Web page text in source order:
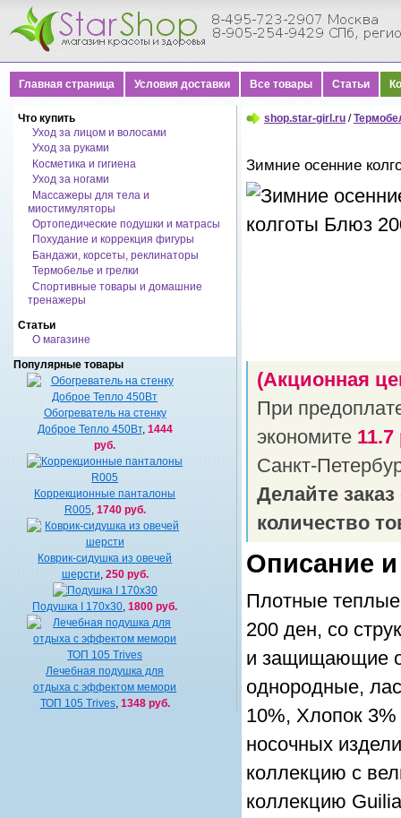
Главная страница Условия доставки Все товары Статьи
Что купить
Уход за лицом и волосами
Уход за руками
Косметика и гигиена
Уход за ногами
Массажеры для тела и
миостимуляторы
Ортопедические подушки и матрасы
Похудание и коррекция фигуры
Бандажи, корсеты, реклинаторы
Термобелье и грелки
Спортивные товары и домашние
тренажеры
Статьи
О магазине
Популярные товары
Обогреватель на стенку
Доброе Тепло 450Вт, 1444
руб.
Коррекционные панталоны
R005, 1740 руб.
Коврик-сидушка из овечей
шерсти 250 руб.
Подушка I 170x30 ,1800 руб.
Лечебная подушка для
отдыха с эффектом мемори
ТОП 105 Trives, 1348 руб.
shop.star-girl.ru /
Зимние осенние
(Акционная
При
экономите 11.7
Санкт-
Делайте
количество
Описание
Плотные
200 ден, со
и защищающие
однородные,
10%, Хлопок 3%
носочных
коллекцию с
коллекцию